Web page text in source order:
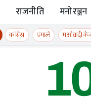
राजनीति मनोरञ्जन
कांग्रेस एमाले मओवादी